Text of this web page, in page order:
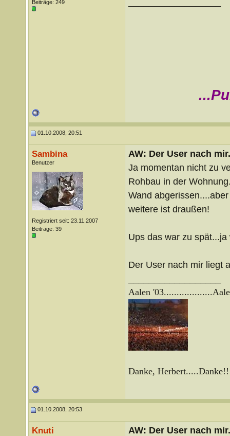
Beiträge: 249
01.10.2008, 20:51
Sambina
Benutzer
Registriert seit: 23.11.2007
Beiträge: 39
AW: Der User nach
Ja momentan nicht zu
Rohbau in der
Wand
weitere ist draußen!
Ups das war zu
Der User nach mir liegt
Aalen '03...................
Danke,
01.10.2008, 20:53
Knuti AW: Der User nach